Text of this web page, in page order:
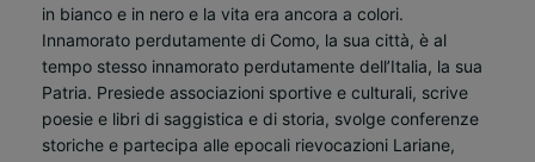
in bianco e in nero e la vita era ancora a colori.
Innamorato perdutamente di Como, la sua città, è al
tempo stesso innamorato perdutamente dell’Italia, la sua
Patria. Presiede associazioni sportive e culturali, scrive
poesie e libri di saggistica e di storia, svolge conferenze
storiche e partecipa alle epocali rievocazioni Lariane,